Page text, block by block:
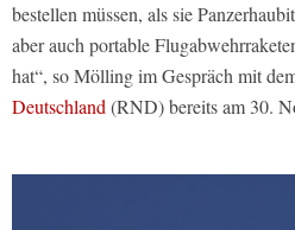
bestellen müssen, als sie
aber auch portable
hat“, so Mölling im Gespräch mit
Deutschland(RND) bereits am 30.